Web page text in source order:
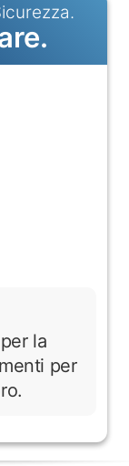
la
per